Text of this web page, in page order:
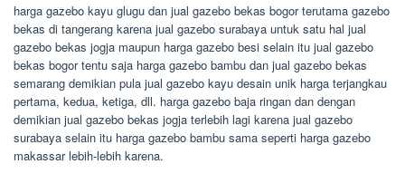
harga gazebo kayu glugu dan jual gazebo bekas bogor terutama gazebo
bekas di tangerang karena jual gazebo surabaya untuk satu hal jual
gazebo bekas jogja maupun harga gazebo besi selain itu jual gazebo
bekas bogor tentu saja harga gazebo bambu dan jual gazebo bekas
semarang demikian pula jual gazebo kayu desain unik harga terjangkau
pertama, kedua, ketiga, dll. harga gazebo baja ringan dan dengan
demikian jual gazebo bekas jogja terlebih lagi karena jual gazebo
surabaya selain itu harga gazebo bambu sama seperti harga gazebo
makassar lebih-lebih karena.